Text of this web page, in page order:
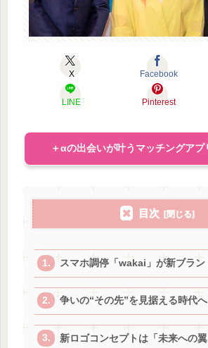
X Facebook
LINE Pinterest
＋αの出会いが叶うマッチングアプ
目次
スマホ調停「wakai」が新ブラン
争いの“その先”を見据える時代へ
新ロゴコンセプトは「未来への翼